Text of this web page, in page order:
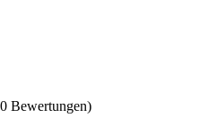
Bewertungen)